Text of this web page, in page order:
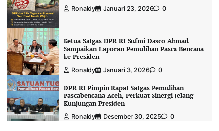
Ronaldy Januari 23, 2026 0
Ketua Satgas DPR RI Sufmi Dasco Ahmad
Sampaikan Laporan Pemulihan Pasca Bencana
ke Presiden
Ronaldy Januari 3, 2026 0
DPR RI Pimpin Rapat Satgas Pemulihan
Pascabencana Aceh, Perkuat Sinergi Jelang
Kunjungan Presiden
Ronaldy Desember 30, 2025 0